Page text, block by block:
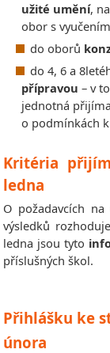
užité umění,
obor s
do oborů
do 4, 6 a
přípravou – v
jednotná
o podmínkách
Kritéria
ledna
O požadavcích
výsledků
ledna jsou tyto
příslušných škol.
Přihlášku ke
února